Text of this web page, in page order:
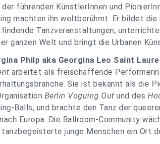
der führenden KünstlerInnen und
machten ihn weltberühmt. Er bildet
Tanzveranstaltungen,
ganzen Welt und bringt die Urbanen
Philp aka Georgina Leo Saint
arbeitet als freischaffende Performerin
Sie ist bekannt als die
Berlin Voguing Out und des
Balls, und brachte den Tanz der
Europa. Die Ballroom-Community
junge Menschen ein Ort